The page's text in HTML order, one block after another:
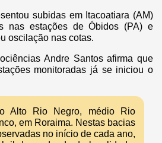
subidas em Itacoatiara (AM)
nas estações de Óbidos (PA) e
oscilação nas cotas.
Andre Santos afirma que
monitoradas já se iniciou o
Alto Rio Negro, médio Rio
em Roraima. Nestas bacias
no início de cada ano,